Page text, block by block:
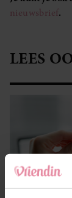
nieuwsbrief.
LEES